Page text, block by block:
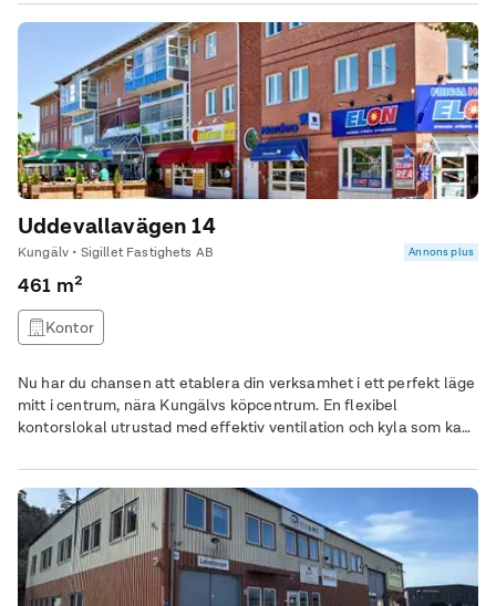
Uddevallavägen 14
Kungälv • Sigillet Fastighets AB Annons plus
461 m²
Kontor
Nu har du chansen att etablera din verksamhet i ett perfekt läge
mitt i centrum, nära Kungälvs köpcentrum. En flexibel
kontorslokal utrustad med effektiv ventilation och kyla som kan
som du enkelt tar dig med hiss från ingången på entréplan.
Parkeringsmöjligheter finns tillgängliga för både anställda och
kunder. Missa inte chansen att få tillgång till en av Kungälvs
mest attraktiva lägen. Kontakta mig för en visning, så berättar
jag mer om denna möjlighet! Tillgänglig från och med 1 januari
2025.